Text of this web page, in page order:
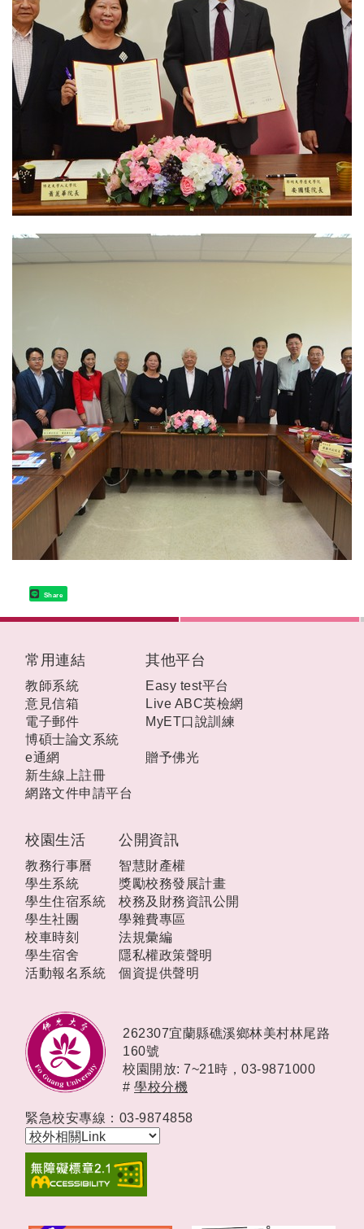
Share
校園生活
教務行事曆
學生系統
學生住宿系統
學生社團
校車時刻
學生宿舍
活動報名系統
公開資訊
智慧財產權
獎勵校務發展計畫
校務及財務資訊公開
學雜費專區
法規彙編
隱私權政策聲明
個資提供聲明
常用連結
教師系統
意見信箱
電子郵件
博碩士論文系統
e通網
新生線上註冊
網路文件申請平台
其他平台
Easy test平台
Live ABC英檢網
MyET口說訓練
贈予佛光
262307宜蘭縣礁溪鄉林美村林尾路
160號
校園開放: 7~21時， 03-9871000
# 學校分機
緊急校安專線：03-9874858